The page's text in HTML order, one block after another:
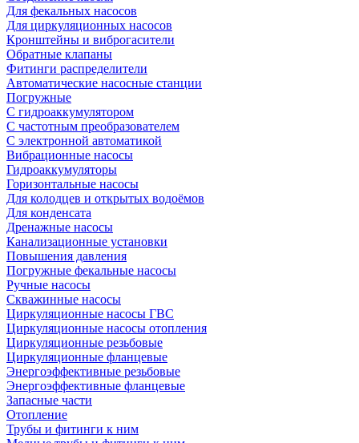
Для фекальных насосов
Для циркуляционных насосов
Кронштейны и виброгасители
Обратные клапаны
Фитинги распределители
Автоматические насосные станции
Погружные
С гидроаккумулятором
С частотным преобразователем
С электронной автоматикой
Вибрационные насосы
Гидроаккумуляторы
Горизонтальные насосы
Для колодцев и открытых водоёмов
Для конденсата
Дренажные насосы
Канализационные установки
Повышения давления
Погружные фекальные насосы
Ручные насосы
Скважинные насосы
Циркуляционные насосы ГВС
Циркуляционные насосы отопления
Циркуляционные резьбовые
Циркуляционные фланцевые
Энергоэффективные резьбовые
Энергоэффективные фланцевые
Запасные части
Отопление
Трубы и фитинги к ним